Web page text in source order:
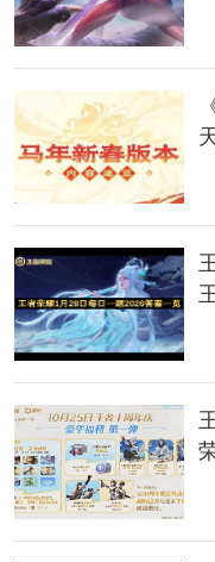
1.新赛季开启后玩家
据玩家上个赛季段位来
2.s33赛季战力继承规
*0.8+上上赛季战力
3.新赛季当中将会在
局中对环境、匹配机
来带更好的匹配与游戏